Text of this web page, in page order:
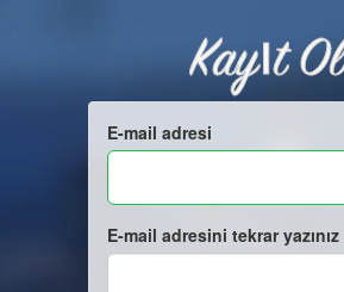
Kayıt Ol
E-mail adresi
E-mail adresini tekrar yazınız